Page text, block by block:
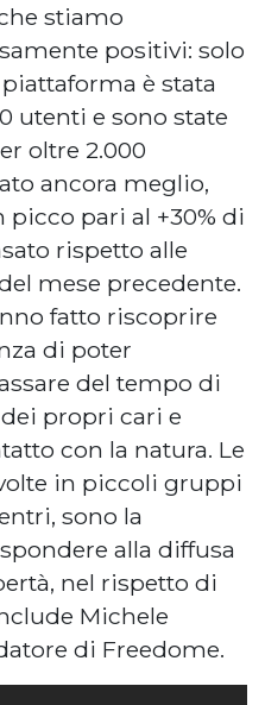
stiamo
positivi: solo
è stata
utenti e sono state
oltre 2.000
ancora meglio,
pari al +30% di
rispetto alle
mese precedente.
fatto riscoprire
di poter
del tempo di
propri cari e
con la natura. Le
in piccoli gruppi
sono la
alla diffusa
nel rispetto di
Michele
di Freedome.